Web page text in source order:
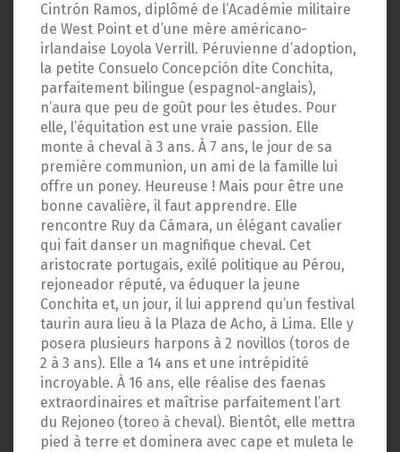
Cintrón Ramos, diplômé de l’Académie militaire
de West Point et d’une mère américano-
irlandaise Loyola Verrill. Péruvienne d’adoption,
la petite Consuelo Concepción dite Conchita,
parfaitement bilingue (espagnol-anglais),
n’aura que peu de goût pour les études. Pour
elle, l’équitation est une vraie passion. Elle
monte à cheval à 3 ans. À 7 ans, le jour de sa
première communion, un ami de la famille lui
offre un poney. Heureuse ! Mais pour être une
bonne cavalière, il faut apprendre. Elle
rencontre Ruy da Cámara, un élégant cavalier
qui fait danser un magnifique cheval. Cet
aristocrate portugais, exilé politique au Pérou,
rejoneador réputé, va éduquer la jeune
Conchita et, un jour, il lui apprend qu’un festival
taurin aura lieu à la Plaza de Acho, à Lima. Elle y
posera plusieurs harpons à 2 novillos (toros de
2 à 3 ans). Elle a 14 ans et une intrépidité
incroyable. À 16 ans, elle réalise des faenas
extraordinaires et maîtrise parfaitement l’art
du Rejoneo (toreo à cheval). Bientôt, elle mettra
pied à terre et dominera avec cape et muleta le